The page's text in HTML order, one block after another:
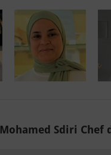
Mohamed Sdiri Chef